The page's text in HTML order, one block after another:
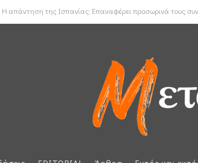
Η απάντηση της Ισπανίας: Επαναφέρει προσωρινά τους
Ο εισαγγελέας του Αρείου Πάγου Ε. Μπακέλας απέρριψε